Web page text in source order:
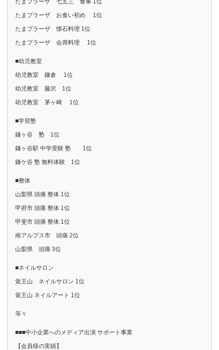
たまプラーザ 七五三 食事 1位
たまプラーザ お食い初め 1位
たまプラーザ 懐石料理 1位
たまプラーザ 会席料理 1位
■幼児教室
幼児教室 鎌倉 1位
幼児教室 藤沢 1位
幼児教室 茅ヶ崎 1位
■学習塾
鎌ヶ谷 塾 1位
鎌ヶ谷駅 中学受験 塾 1位
鎌ケ谷 塾 無料体験 1位
■整体
山梨県 頭痛 整体 1位
甲府市 頭痛 整体 1位
甲斐市 頭痛 整体 1位
南アルプス市 頭痛 2位
山梨県 頭痛 3位
■ネイルサロン
覚王山 ネイルサロン 1位
覚王山 ネイルアート 1位
等々
■■■中小企業へのメディア出演 サポート事業
【会員様の実績】